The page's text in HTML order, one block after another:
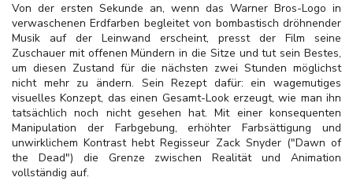
Von der ersten Sekunde an, wenn das Warner Bros-Logo in
verwaschenen Erdfarben begleitet von bombastisch dröhnender
Musik auf der Leinwand erscheint, presst der Film seine
Zuschauer mit offenen Mündern in die Sitze und tut sein Bestes,
um diesen Zustand für die nächsten zwei Stunden möglichst
nicht mehr zu ändern. Sein Rezept dafür: ein wagemutiges
visuelles Konzept, das einen Gesamt-Look erzeugt, wie man ihn
tatsächlich noch nicht gesehen hat. Mit einer konsequenten
Manipulation der Farbgebung, erhöhter Farbsättigung und
unwirklichem Kontrast hebt Regisseur Zack Snyder ("Dawn of
the Dead") die Grenze zwischen Realität und Animation
vollständig auf.